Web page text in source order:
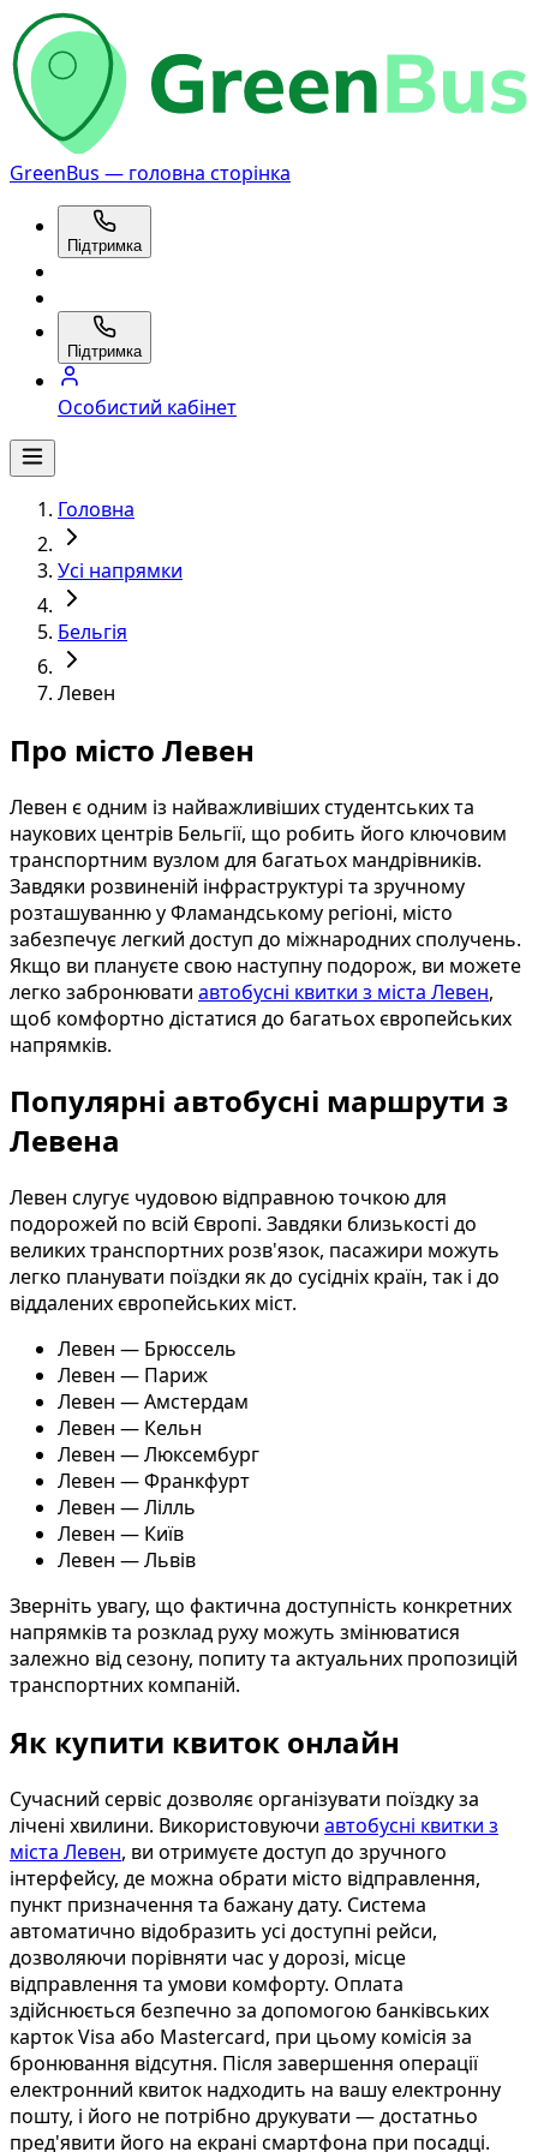
GreenBus — головна сторінка
Підтримка
Підтримка
Особистий кабінет
Головна
Усі напрямки
Бельгія
Левен
Про місто Левен
Левен є одним із найважливіших студентських та
наукових центрів Бельгії, що робить його ключовим
транспортним вузлом для багатьох мандрівників.
Завдяки розвиненій інфраструктурі та зручному
розташуванню у Фламандському регіоні, місто
забезпечує легкий доступ до міжнародних сполучень.
Якщо ви плануєте свою наступну подорож, ви можете
легко забронювати автобусні квитки з міста Левен,
щоб комфортно дістатися до багатьох європейських
напрямків.
Популярні автобусні маршрути з
Левена
Левен слугує чудовою відправною точкою для
подорожей по всій Європі. Завдяки близькості до
великих транспортних розв'язок, пасажири можуть
легко планувати поїздки як до сусідніх країн, так і до
віддалених європейських міст.
Левен — Брюссель
Левен — Париж
Левен — Амстердам
Левен — Кельн
Левен — Люксембург
Левен — Франкфурт
Левен — Лілль
Левен — Київ
Левен — Львів
Зверніть увагу, що фактична доступність конкретних
напрямків та розклад руху можуть змінюватися
залежно від сезону, попиту та актуальних пропозицій
транспортних компаній.
Як купити квиток онлайн
Сучасний сервіс дозволяє організувати поїздку за
лічені хвилини. Використовуючи автобусні квитки з
міста Левен, ви отримуєте доступ до зручного
інтерфейсу, де можна обрати місто відправлення,
пункт призначення та бажану дату. Система
автоматично відобразить усі доступні рейси,
дозволяючи порівняти час у дорозі, місце
відправлення та умови комфорту. Оплата
здійснюється безпечно за допомогою банківських
карток Visa або Mastercard, при цьому комісія за
бронювання відсутня. Після завершення операції
електронний квиток надходить на вашу електронну
пошту, і його не потрібно друкувати — достатньо
пред'явити його на екрані смартфона при посадці.